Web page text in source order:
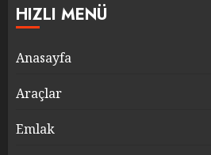
HIZLI MENÜ
Anasayfa
Araçlar
Emlak